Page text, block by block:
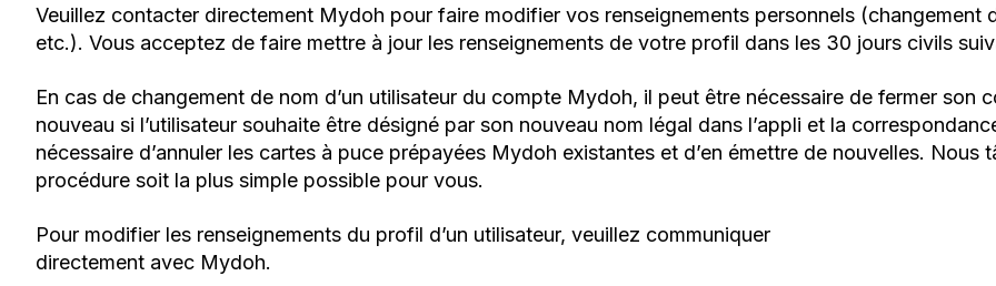
Veuillez contacter directement Mydoh pour faire modifier vos renseignements personnels (changement
etc.). Vous acceptez de faire mettre à jour les renseignements de votre profil dans les 30 jours civils
En cas de changement de nom d’un utilisateur du compte Mydoh, il peut être nécessaire de fermer son
nouveau si l’utilisateur souhaite être désigné par son nouveau nom légal dans l’appli et la
nécessaire d’annuler les cartes à puce prépayées Mydoh existantes et d’en émettre de nouvelles. Nous
procédure soit la plus simple possible pour vous.
Pour modifier les renseignements du profil d’un utilisateur, veuillez communiquer
directement avec Mydoh.